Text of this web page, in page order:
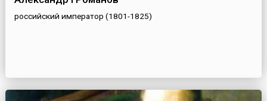
российский император (1801-1825)